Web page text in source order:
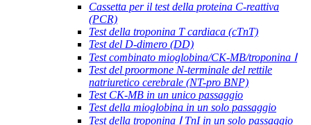
Cassetta per il test della proteina C-reattiva
(PCR)
Test della troponina T cardiaca (cTnT)
Test del D-dimero (DD)
Test combinato mioglobina/CK-MB/troponina Ⅰ
Test del proormone N-terminale del rettile
natriuretico cerebrale (NT-pro BNP)
Test CK-MB in un unico passaggio
Test della mioglobina in un solo passaggio
Test della troponina Ⅰ TnI in un solo passaggio